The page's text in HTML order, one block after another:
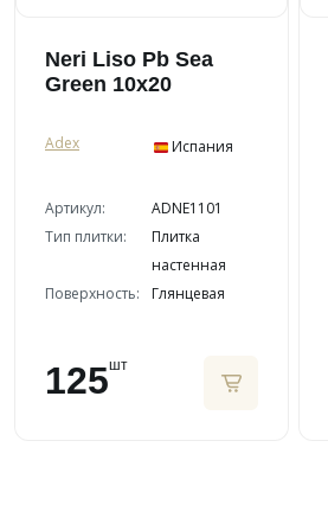
Neri Liso Pb Sea
Green 10x20
Adex Испания
Артикул:
ADNE1101
Тип плитки:
Плитка
настенная
Поверхность:
Глянцевая
125шт